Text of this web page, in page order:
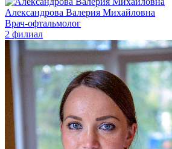
Александрова Валерия Михайловна
Врач-офтальмолог
2 филиал